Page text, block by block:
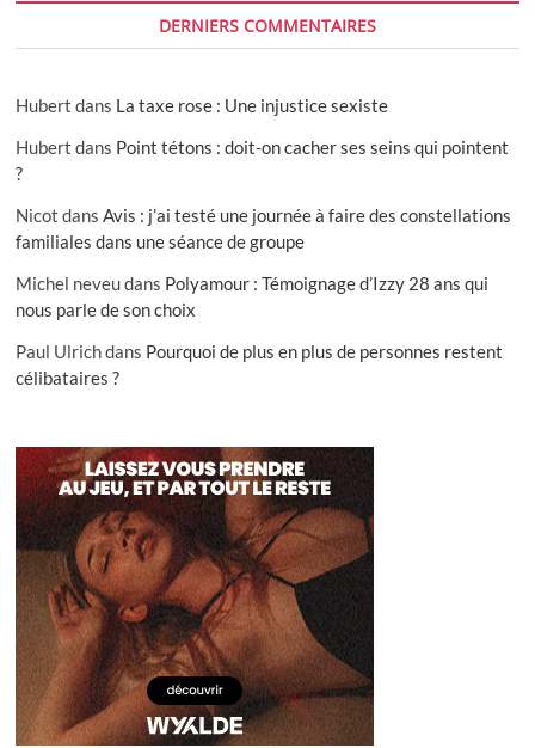
DERNIERS COMMENTAIRES
Hubert dans La taxe rose : Une injustice sexiste
Hubert dans Point tétons : doit-on cacher ses seins qui pointent
?
Nicot dansAvis : j’ai testé une journée à faire des constellations
familiales dans une séance de groupe
Michel neveudans Polyamour : Témoignage d’Izzy 28 ans qui
nous parle de son choix
Paul Ulrichdans Pourquoi de plus en plus de personnes restent
célibataires ?